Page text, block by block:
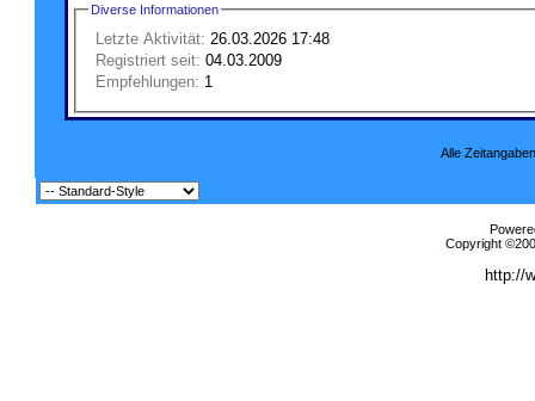
Diverse Informationen
Letzte Aktivität: 26.03.2026 17:48
Registriert seit: 04.03.2009
Empfehlungen: 1
Alle
Copyright
http://